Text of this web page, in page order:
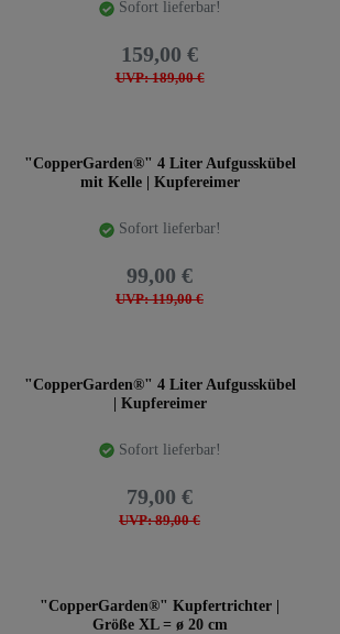
Sofort lieferbar!
UVP: 189,00 €
159,00 €
"CopperGarden®" 4 Liter Aufgusskübel
mit Kelle | Kupfereimer
Sofort lieferbar!
UVP: 119,00 €
99,00 €
"CopperGarden®" 4 Liter Aufgusskübel
| Kupfereimer
Sofort lieferbar!
UVP: 89,00 €
79,00 €
"CopperGarden®" Kupfertrichter |
Größe XL = ø 20 cm